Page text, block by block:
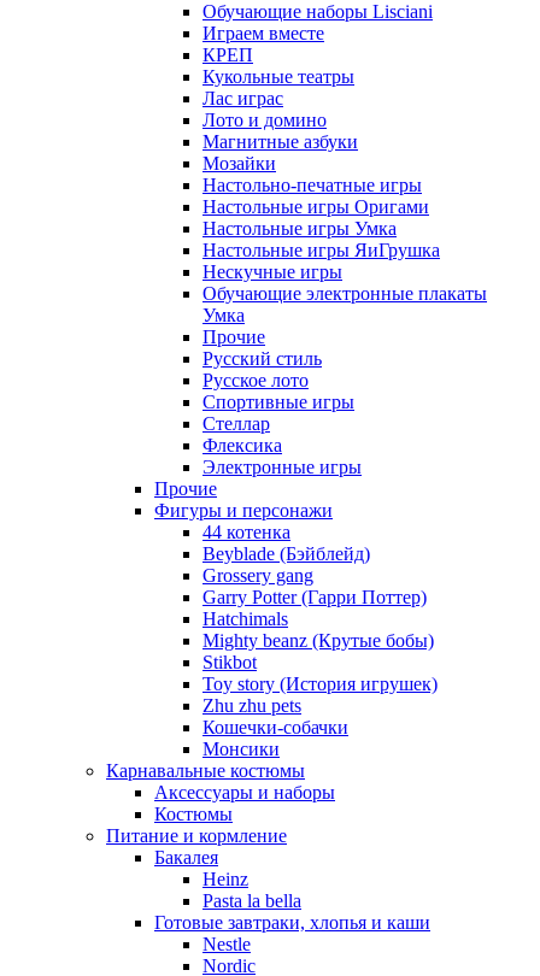
Обучающие наборы Lisciani
Играем вместе
КРЕП
Кукольные театры
Лас играс
Лото и домино
Магнитные азбуки
Мозайки
Настольно-печатные игры
Настольные игры Оригами
Настольные игры Умка
Настольные игры ЯиГрушка
Нескучные игры
Обучающие электронные плакаты
Умка
Прочие
Русский стиль
Русское лото
Спортивные игры
Стеллар
Флексика
Электронные игры
Прочие
Фигуры и персонажи
44 котенка
Beyblade (Бэйблейд)
Grossery gang
Garry Potter (Гарри Поттер)
Hatchimals
Mighty beanz (Крутые бобы)
Stikbot
Toy story (История игрушек)
Zhu zhu pets
Кошечки-собачки
Монсики
Карнавальные костюмы
Аксессуары и наборы
Костюмы
Питание и кормление
Бакалея
Heinz
Pasta la bella
Готовые завтраки, хлопья и каши
Nestle
Nordic